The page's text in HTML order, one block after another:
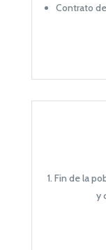
Contrato
1. Fin de la
y